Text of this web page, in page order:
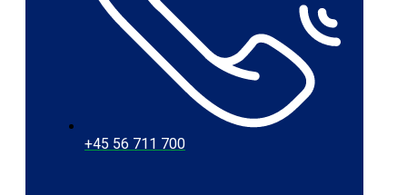
+45 56 711 700